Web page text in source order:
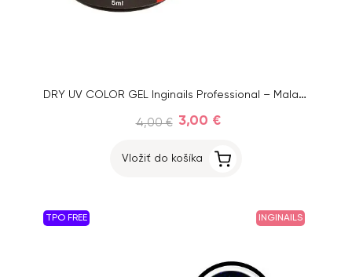
DRY UV COLOR GEL Inginails Professional – Malay Apple 62, 5ml
4,00 € 3,00 €
Vložiť do košíka
TPO FREE INGINAILS